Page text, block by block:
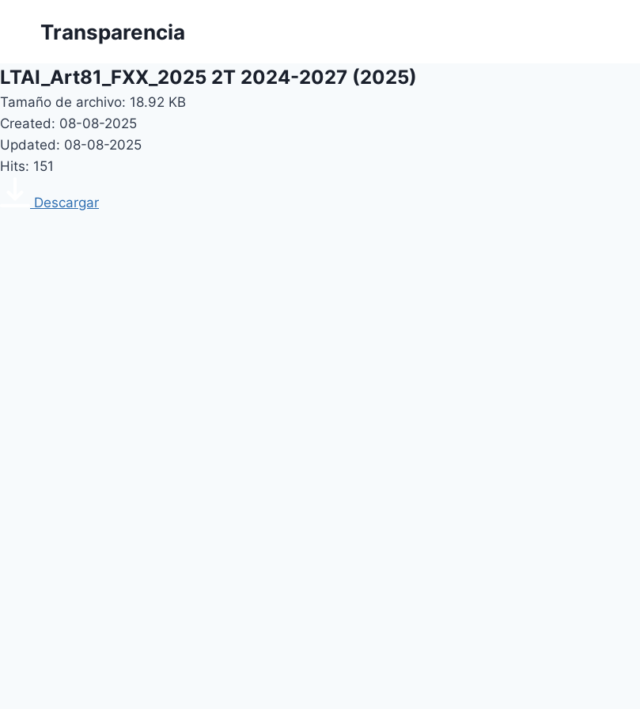
Transparencia
LTAI_Art81_FXX_2025 2T 2024-2027 (2025)
Tamaño de archivo: 18.92 KB
Created: 08-08-2025
Updated: 08-08-2025
Hits: 151
Descargar